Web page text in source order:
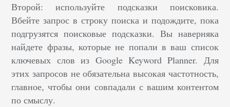
Второй: используйте подсказки поисковика.
Вбейте запрос в строку поиска и подождите, пока
подгрузятся поисковые подсказки. Вы наверняка
найдете фразы, которые не попали в ваш список
ключевых слов из Google Keyword Planner. Для
этих запросов не обязательна высокая частотность,
главное, чтобы они совпадали с вашим контентом
по смыслу.